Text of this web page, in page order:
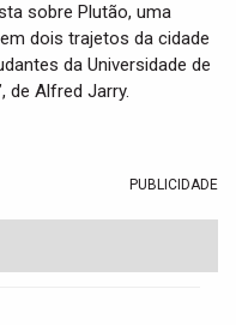
sobre Plutão, uma
dois trajetos da cidade
da Universidade de
de Alfred Jarry.
PUBLICIDADE